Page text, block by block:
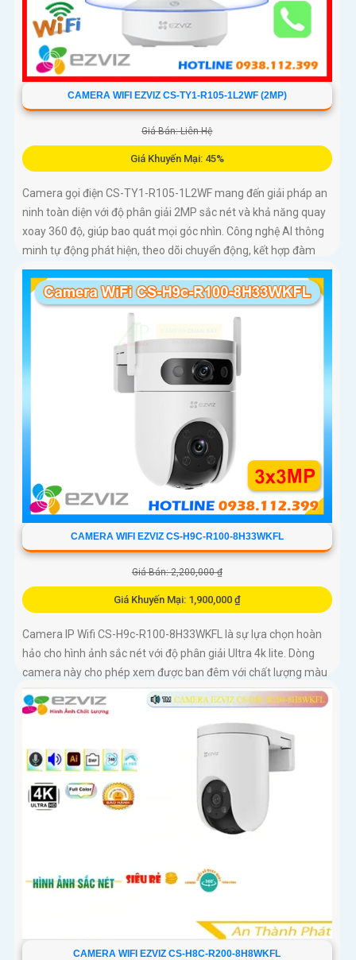
CAMERA WIFI EZVIZ CS-TY1-R105-1L2WF (2MP)
Giá Bán: Liên Hệ
Giá Khuyến Mại: 45%
Camera gọi điện CS-TY1-R105-1L2WF mang đến giải pháp an
ninh toàn diện với độ phân giải 2MP sắc nét và khả năng quay
xoay 360 độ, giúp bao quát mọi góc nhìn. Công nghệ AI thông
minh tự động phát hiện, theo dõi chuyển động, kết hợp đàm
thoại 2 chiều, giúp bạn giao tiếp dễ dàng từ xa
CAMERA WIFI EZVIZ CS-H9C-R100-8H33WKFL
Giá Bán: 2,200,000 ₫
Giá Khuyến Mại: 1,900,000 ₫
Camera IP Wifi CS-H9c-R100-8H33WKFL là sự lựa chọn hoàn
hảo cho hình ảnh sắc nét với độ phân giải Ultra 4k lite. Dòng
camera này cho phép xem được ban đêm với chất lượng màu
sắc như ban ngày, đến 30m
CAMERA WIFI EZVIZ CS-H8C-R200-8H8WKFL